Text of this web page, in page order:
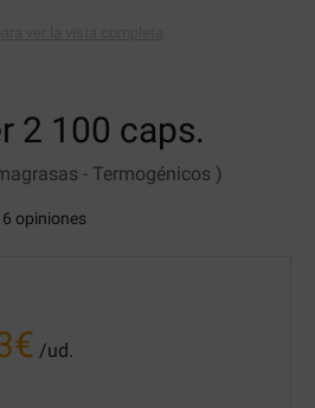
2 100 caps.
- Termogénicos )
6 opiniones
€ /ud.